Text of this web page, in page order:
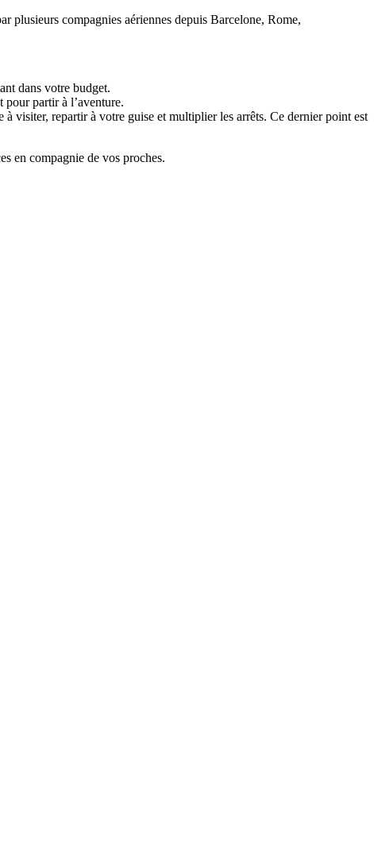
plusieurs compagnies aériennes depuis Barcelone, Rome,
dans votre budget.
pour partir à l’aventure.
visiter, repartir à votre guise et multiplier les arrêts. Ce dernier point est
en compagnie de vos proches.